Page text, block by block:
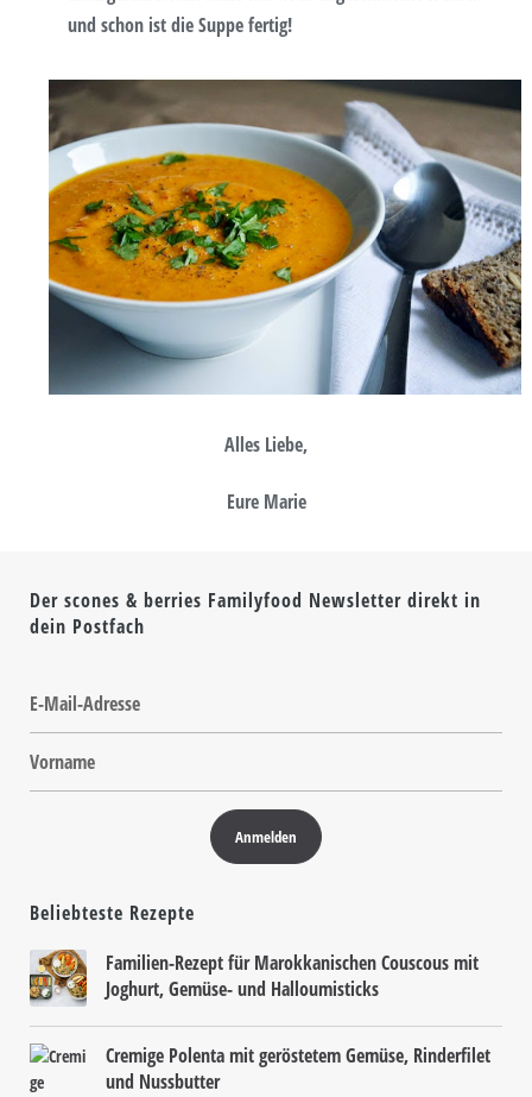
und schon ist die Suppe fertig!
Alles Liebe,
Eure Marie
Der scones & berries Familyfood Newsletter direkt in
dein Postfach
Beliebteste Rezepte
Familien-Rezept für Marokkanischen Couscous mit
Joghurt, Gemüse- und Halloumisticks
Cremige Polenta mit geröstetem Gemüse, Rinderfilet
und Nussbutter